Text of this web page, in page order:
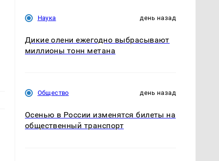
Наука день назад
Дикие олени ежегодно выбрасывают
миллионы тонн метана
Общество день назад
Осенью в России изменятся билеты на
общественный транспорт